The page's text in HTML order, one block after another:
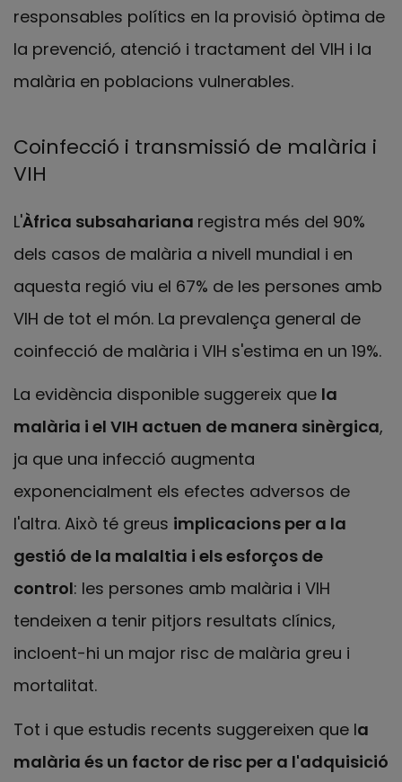
responsables polítics en la provisió òptima de
la prevenció, atenció i tractament del VIH i la
malària en poblacions vulnerables.
Coinfecció i transmissió de malària i
VIH
L'Àfrica subsahariana registra més del 90%
dels casos de malària a nivell mundial i en
aquesta regió viu el 67% de les persones amb
VIH de tot el món. La prevalença general de
coinfecció de malària i VIH s'estima en un 19%.
La evidència disponible suggereix que la
malària i el VIH actuen de manera sinèrgica,
ja que una infecció augmenta
exponencialment els efectes adversos de
l'altra. Això té greus implicacions per a la
gestió de la malaltia i els esforços de
control: les persones amb malària i VIH
tendeixen a tenir pitjors resultats clínics,
incloent-hi un major risc de malària greu i
mortalitat.
Tot i que estudis recents suggereixen que la
malària és un factor de risc per a l'adquisició